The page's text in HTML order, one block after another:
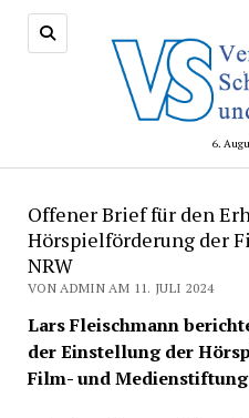
6.
Offener Brief für den
Hörspielförderung der
NRW
VON ADMIN AM 11. JULI 2024
Lars Fleischmann
der Einstellung der
Film- und